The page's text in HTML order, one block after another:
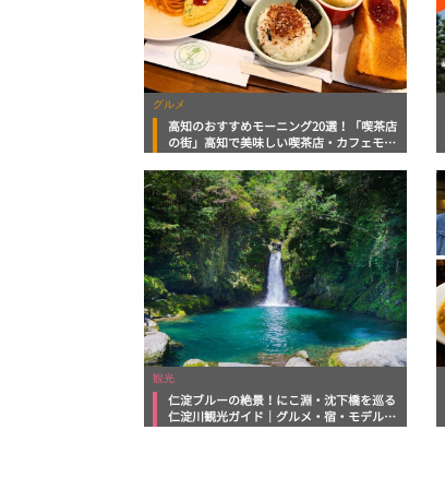
グルメ
高知のおすすめモーニング20選！「喫茶店
の街」高知で美味しい喫茶店・カフェモー
観光
仁淀ブルーの絶景！にこ淵・沈下橋を巡る
仁淀川観光ガイド｜グルメ・宿・モデルコ